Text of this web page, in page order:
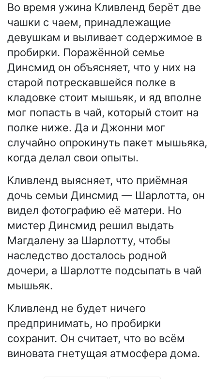
Во время ужина Кливленд берёт две
чашки с чаем, принадлежащие
девушкам и выливает содержимое в
пробирки. Поражённой семье
Динсмид он объясняет, что у них на
старой потрескавшейся полке в
кладовке стоит мышьяк, и яд вполне
мог попасть в чай, который стоит на
полке ниже. Да и Джонни мог
случайно опрокинуть пакет мышьяка,
когда делал свои опыты.
Кливленд выясняет, что приёмная
дочь семьи Динсмид — Шарлотта, он
видел фотографию её матери. Но
мистер Динсмид решил выдать
Магдалену за Шарлотту, чтобы
наследство досталось родной
дочери, а Шарлотте подсыпать в чай
мышьяк.
Кливленд не будет ничего
предпринимать, но пробирки
сохранит. Он считает, что во всём
виновата гнетущая атмосфера дома.